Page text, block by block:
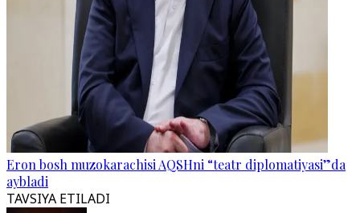
Eron bosh muzokarachisi AQSHni “teatr diplomatiyasi”da
aybladi
TAVSIYA ETILADI